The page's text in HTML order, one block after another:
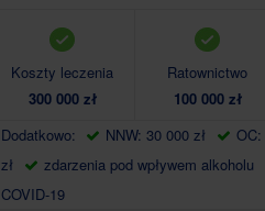
Koszty leczenia
300 000 zł
Ratownictwo
100 000 zł
Dodatkowo:
NNW: 30 000 zł
zł
zdarzenia pod wpływem alkoholu
COVID-19